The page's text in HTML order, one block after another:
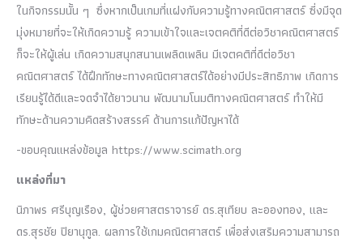
ในกิจกรรมนั้น ๆ ซึ่งหากเป็นเกมที่แฝงกับความรู้ทางคณิตศาสตร์ ซี่งมีจุด
มุ่งหมายที่จะให้เกิดความรู้ ความเข้าใจและเจตคติที่ดีต่อวิชาคณิตศาสตร์
ก็จะให้ผู้เล่น เกิดความสนุกสนานเพลิดเพลิน มีเจตคติที่ดีต่อวิชา
คณิตศาสตร์ ได้ฝึกทักษะทางคณิตศาสตร์ได้อย่างมีประสิทธิภาพ เกิดการ
เรียนรู้ได้ดีและจดจำได้ยาวนาน พัฒนามโนมติทางคณิตศาสตร์ ทำให้มี
ทักษะด้านความคิดสร้างสรรค์ ด้านการแก้ปัญหาได้
-ขอบคุณแหล่งข้อมูล https://www.scimath.org
แหล่งที่มา
นิภาพร ศรีบุญเรือง, ผู้ช่วยศาสตราจารย์ ดร.สุเทียบ ละอองทอง, และ
ดร.สุรชัย ปิยานุกูล. ผลการใช้เกมคณิตศาสตร์ เพื่อส่งเสริมความสามารถ